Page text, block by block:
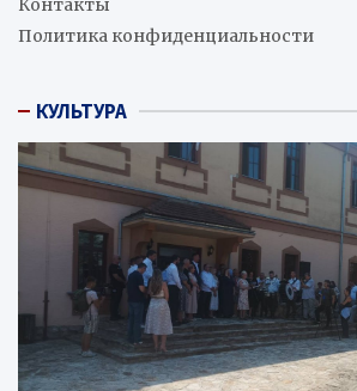
Контакты
Политика конфиденциальности
КУЛЬТУРА